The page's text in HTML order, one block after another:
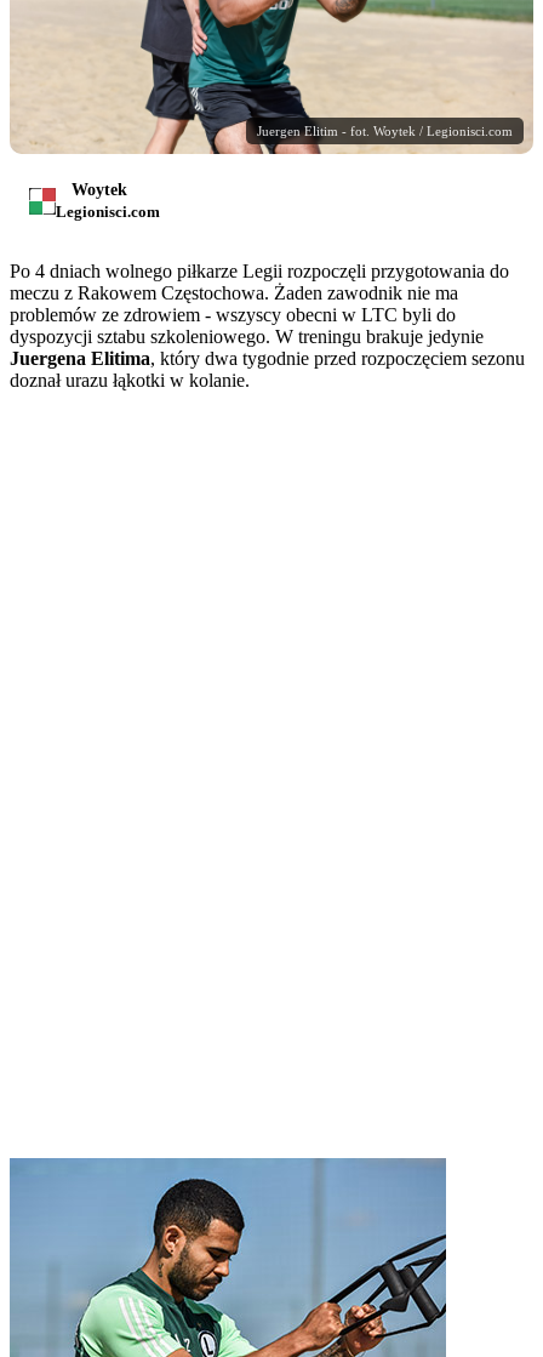
Juergen Elitim - fot. Woytek / Legionisci.com
Woytek
Legionisci.com
Po 4 dniach wolnego piłkarze Legii rozpoczęli przygotowania do
meczu z Rakowem Częstochowa. Żaden zawodnik nie ma
problemów ze zdrowiem - wszyscy obecni w LTC byli do
dyspozycji sztabu szkoleniowego. W treningu brakuje jedynie
Juergena Elitima, który dwa tygodnie przed rozpoczęciem sezonu
doznał urazu łąkotki w kolanie.